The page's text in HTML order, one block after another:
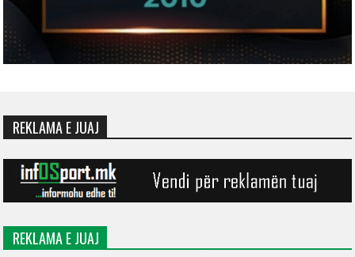
REKLAMA E JUAJ
REKLAMA E JUAJ